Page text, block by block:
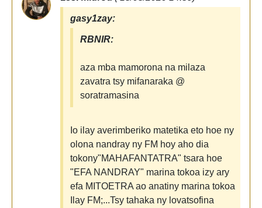
gasy1zay:
RBNIR:
aza mba mamorona na milaza
zavatra tsy mifanaraka @
soratramasina
Io ilay averimberiko matetika eto hoe ny
olona nandray ny FM hoy aho dia
tokony"MAHAFANTATRA" tsara hoe
"EFA NANDRAY" marina tokoa izy ary
efa MITOETRA ao anatiny marina tokoa
Ilay FM;...Tsy tahaka ny lovatsofina